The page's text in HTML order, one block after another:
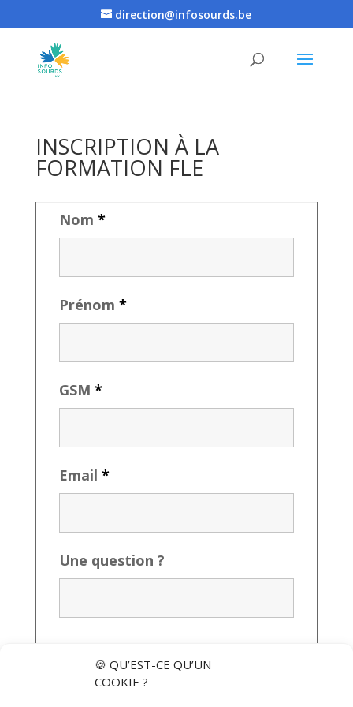
🍪 QU’EST-CE QU’UN
COOKIE ?
direction@infosourds.be
INSCRIPTION À LA
FORMATION FLE
Nom *
Prénom *
GSM *
Email *
Une question ?